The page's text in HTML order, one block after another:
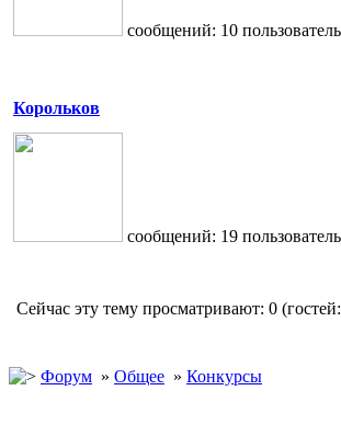
cообщений: 10 пользователь
Корольков
cообщений: 19 пользователь
Сейчас эту тему просматривают: 0
Форум » Общее » Конкурсы